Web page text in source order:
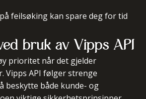
feilsøking kan spare deg for tid
bruk av Vipps API
prioritet når det gjelder
Vipps API følger strenge
beskytte både kunde- og